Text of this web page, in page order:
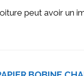
peut avoir un